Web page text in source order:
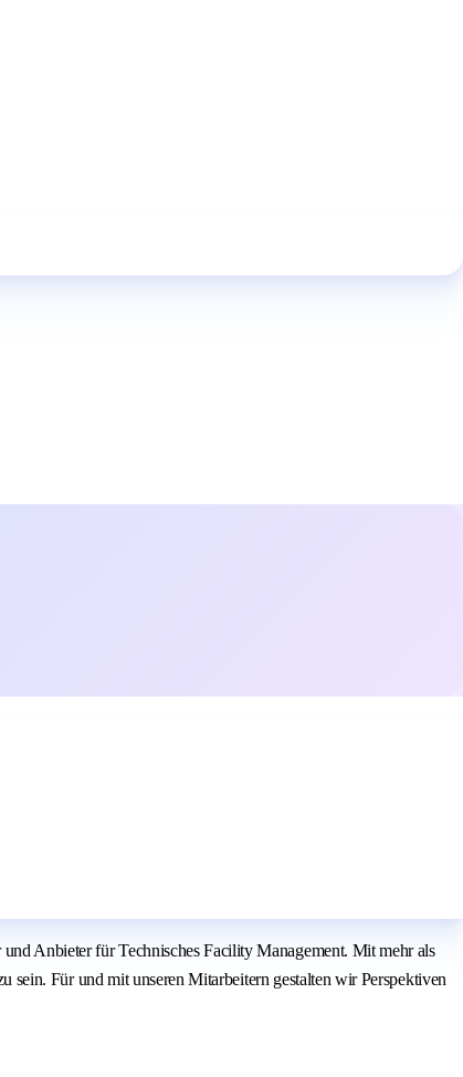
Anbieter für Technisches Facility Management. Mit mehr als
sein. Für und mit unseren Mitarbeitern gestalten wir Perspektiven